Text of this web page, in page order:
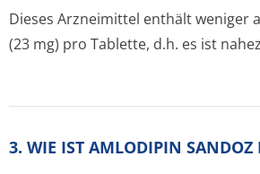
Dieses Arzneimittel enthält weniger
(23 mg) pro Tablette, d.h. es ist
3. WIE IST AMLODIPIN